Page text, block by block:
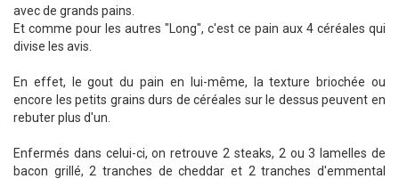
avec de grands pains.
Et comme pour les autres "Long", c'est ce pain aux 4 céréales qui
divise les avis.
En effet, le gout du pain en lui-même, la texture briochée ou
encore les petits grains durs de céréales sur le dessus peuvent en
rebuter plus d'un.
Enfermés dans celui-ci, on retrouve 2 steaks, 2 ou 3 lamelles de
bacon grillé, 2 tranches de cheddar et 2 tranches d'emmental